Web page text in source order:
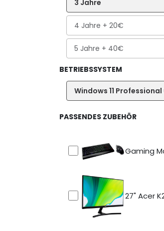
3 Jahre
4 Jahre + 20€
5 Jahre + 40€
BETRIEBSSYSTEM
Windows 11
PASSENDES ZUBEHÖR
Gaming
27" Acer